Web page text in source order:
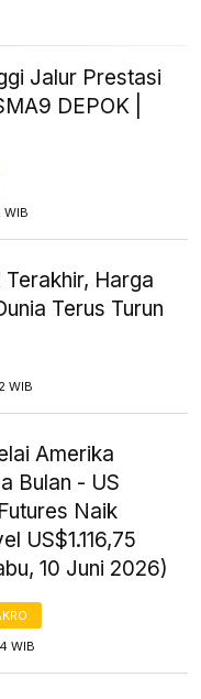
Jalur Prestasi
DEPOK |
WIB
Terakhir, Harga
Terus Turun
WIB
Amerika
Bulan - US
Naik
US$1.116,75
10 Juni 2026)
WIB